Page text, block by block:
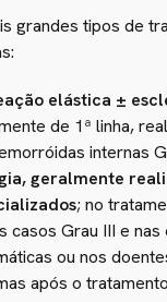
grandes tipos de
elástica ±
de 1ª linha,
internas
geralmente
; no
casos Grau III e
ou nos
após o